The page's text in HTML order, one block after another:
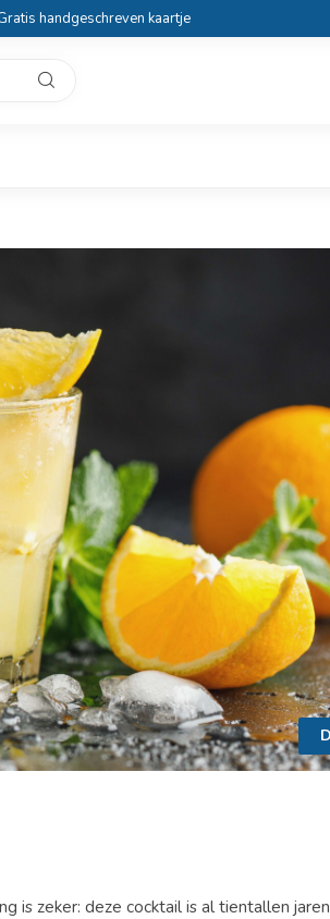
handgeschreven kaartje
is zeker: deze cocktail is al tientallen